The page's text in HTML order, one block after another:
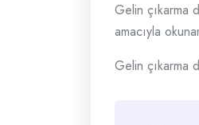
Gelin çıkarma
amacıyla
Gelin çıkarma